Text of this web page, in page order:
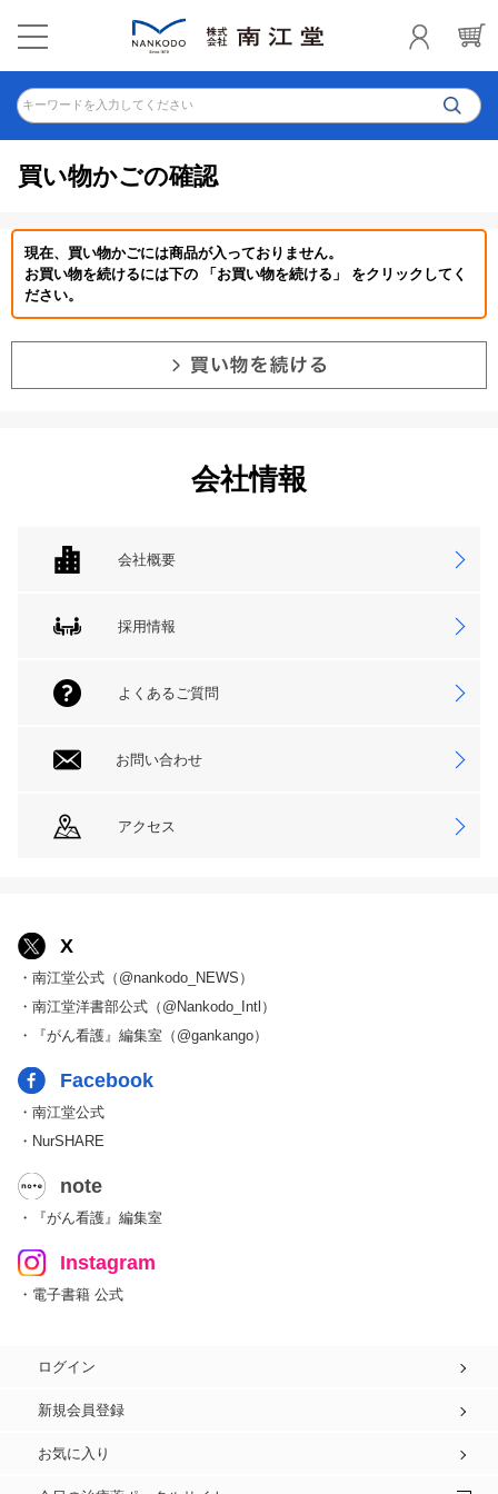
キーワードを入力してください
買い物かごの確認
現在、買い物かごには商品が入っておりません。
お買い物を続けるには下の 「お買い物を続ける」 をクリックしてく
ださい。
会社情報
会社概要
採用情報
よくあるご質問
お問い合わせ
アクセス
X
・南江堂公式（@nankodo_NEWS）
・南江堂洋書部公式（@Nankodo_Intl）
・『がん看護』編集室（@gankango）
Facebook
・南江堂公式
・NurSHARE
note
・『がん看護』編集室
Instagram
・電子書籍 公式
ログイン
新規会員登録
お気に入り